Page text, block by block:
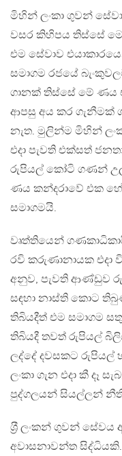
මිහින් ලංකා ගුවන්
වසර කිහිපය තිස්සේ
එම සේවාව
සමාගම රජයේ
ගානක් තිස්සේ මේ
ආපසු අය කර ගැනීමක්
නැත. මුලින්ම මිහින්
එදා පැවති එක්සත්
රුපියල් කෝටි ගණන්
ණය කන්දරාවේ එක
සමාගමයි.
වෘත්තියෙන්
රවි කරුණානායක එදා
අනුව, පැවති ආණ්ඩුව
සඳහා නාස්ති කොට
තිබියදීත් එම සමාගම
තිබියදී තවත් රුපියල්
ලද්දේ දවසකට රුපියල්
ලංකා ගැන එදා කී දෑ
පුද්ගලයන් සියල්ලන්
ශ‍්‍රී ලංකන් ගුවන්
අවාසනාවන්ත